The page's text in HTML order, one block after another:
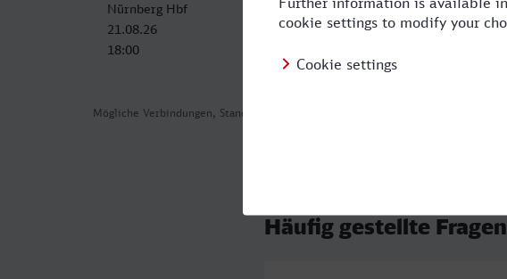
Mögliche Verbindungen, Stand: 2026-08-07 03:34
Nürnberg Hbf
21.08.26
18:00
Aachen Hbf
21.08.26
5:47
Häufig gestellte Fragen